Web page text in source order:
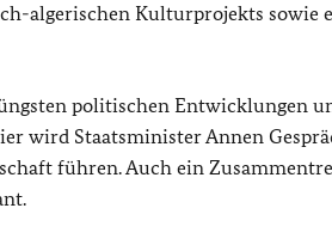
algerischen Kulturprojekts sowie
politischen Entwicklungen
wird Staatsminister Annen
führen. Auch ein